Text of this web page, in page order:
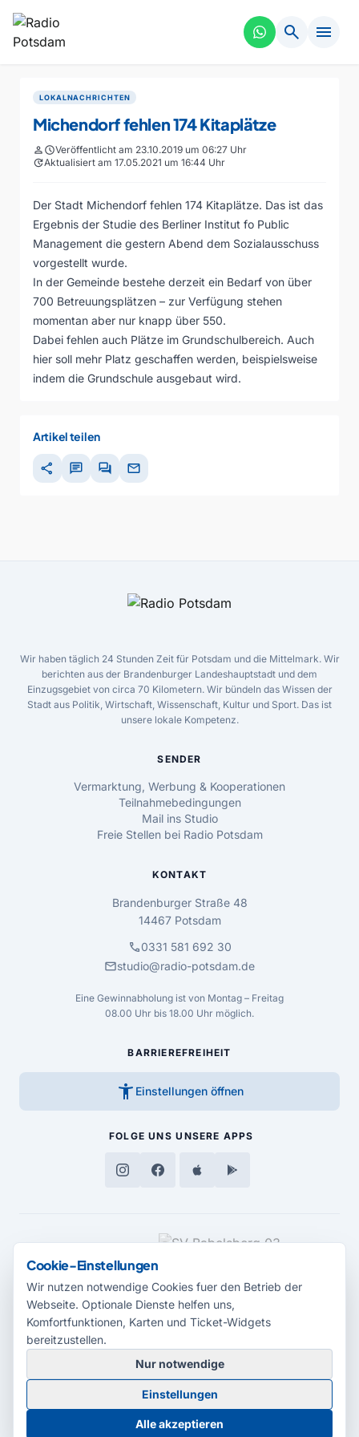
search menu
LOKALNACHRICHTEN
Michendorf fehlen 174 Kitaplätze
personscheduleVeröffentlicht am 23.10.2019 um 06:27 Uhr
updateAktualisiert am 17.05.2021 um 16:44 Uhr
Der Stadt Michendorf fehlen 174 Kitaplätze. Das ist das
Ergebnis der Studie des Berliner Institut fo Public
Management die gestern Abend dem Sozialausschuss
vorgestellt wurde.
In der Gemeinde bestehe derzeit ein Bedarf von über
700 Betreuungsplätzen – zur Verfügung stehen
momentan aber nur knapp über 550.
Dabei fehlen auch Plätze im Grundschulbereich. Auch
hier soll mehr Platz geschaffen werden, beispielsweise
indem die Grundschule ausgebaut wird.
Artikel teilen
share chat forum mail
Wir haben täglich 24 Stunden Zeit für Potsdam und die Mittelmark. Wir
berichten aus der Brandenburger Landeshauptstadt und dem
Einzugsgebiet von circa 70 Kilometern. Wir bündeln das Wissen der
Stadt aus Politik, Wirtschaft, Wissenschaft, Kultur und Sport. Das ist
unsere lokale Kompetenz.
SENDER
Vermarktung, Werbung & Kooperationen
Teilnahmebedingungen
Mail ins Studio
Freie Stellen bei Radio Potsdam
KONTAKT
Brandenburger Straße 48
14467 Potsdam
call0331 581 692 30
mailstudio@radio-potsdam.de
Eine Gewinnabholung ist von Montag – Freitag
08.00 Uhr bis 18.00 Uhr möglich.
BARRIEREFREIHEIT
accessibility_new Einstellungen öffnen
FOLGE UNS UNSERE APPS
MEDIENPARTNER
© 2026 Radio Potsdam. Webseite entwickelt durch dieMedienagentur
Babelsberg
BarrierefreiheitserklärungAGBDatenschutzImpressum
Cookie-Einstellungen
Cookie-Einstellungen
Wir nutzen notwendige Cookies fuer den Betrieb der
Webseite. Optionale Dienste helfen uns,
Komfortfunktionen, Karten und Ticket-Widgets
bereitzustellen.
Nur notwendige
Einstellungen
Alle akzeptieren